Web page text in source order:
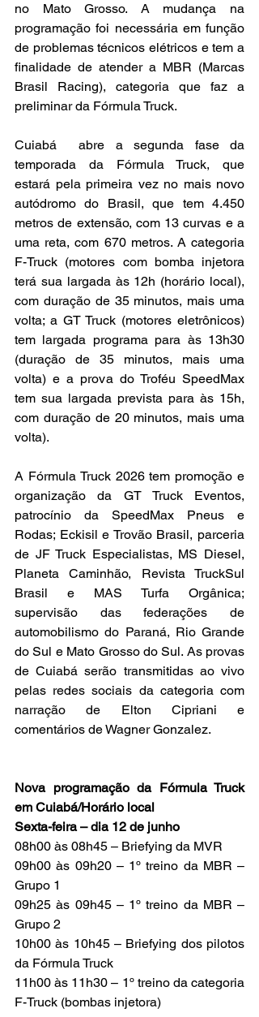
no Mato Grosso. A mudança na
programação foi necessária em função
de problemas técnicos elétricos e tem a
finalidade de atender a MBR (Marcas
Brasil Racing), categoria que faz a
preliminar da Fórmula Truck.
Cuiabá  abre a segunda fase da
temporada da Fórmula Truck, que
estará pela primeira vez no mais novo
autódromo do Brasil, que tem 4.450
metros de extensão, com 13 curvas e a
uma reta, com 670 metros. A categoria
F-Truck (motores com bomba injetora
terá sua largada às 12h (horário local),
com duração de 35 minutos, mais uma
volta; a GT Truck (motores eletrônicos)
tem largada programa para às 13h30
(duração de 35 minutos, mais uma
volta) e a prova do Troféu SpeedMax
tem sua largada prevista para às 15h,
com duração de 20 minutos, mais uma
volta).
A Fórmula Truck 2026 tem promoção e
organização da GT Truck Eventos,
patrocínio da SpeedMax Pneus e
Rodas; Eckisil e Trovão Brasil, parceria
de JF Truck Especialistas, MS Diesel,
Planeta Caminhão, Revista TruckSul
Brasil e MAS Turfa Orgânica;
supervisão das federações de
automobilismo do Paraná, Rio Grande
do Sul e Mato Grosso do Sul. As provas
de Cuiabá serão transmitidas ao vivo
pelas redes sociais da categoria com
narração de Elton Cipriani e
comentários de Wagner Gonzalez.
Nova programação da Fórmula Truck
em Cuiabá/Horário local
Sexta-feira – dia 12 de junho
08h00 às 08h45 – Briefying da MVR
09h00 às 09h20 – 1º treino da MBR –
Grupo 1
09h25 às 09h45 – 1º treino da MBR –
Grupo 2
10h00 às 10h45 – Briefying dos pilotos
da Fórmula Truck
11h00 às 11h30 – 1º treino da categoria
F-Truck (bombas injetora)